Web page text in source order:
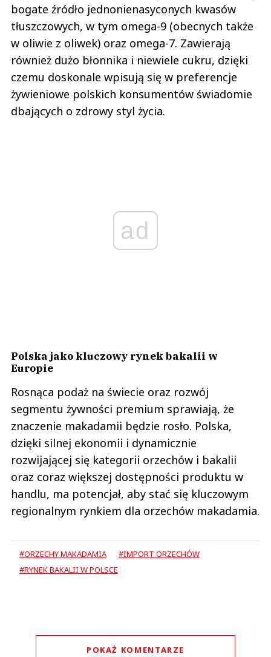
bogate źródło jednonienasyconych kwasów
tłuszczowych, w tym omega-9 (obecnych także
w oliwie z oliwek) oraz omega-7. Zawierają
również dużo błonnika i niewiele cukru, dzięki
czemu doskonale wpisują się w preferencje
żywieniowe polskich konsumentów świadomie
dbających o zdrowy styl życia.
ad
Polska jako kluczowy rynek bakalii w
Europie
Rosnąca podaż na świecie oraz rozwój
segmentu żywności premium sprawiają, że
znaczenie makadamii będzie rosło. Polska,
dzięki silnej ekonomii i dynamicznie
rozwijającej się kategorii orzechów i bakalii
oraz coraz większej dostępności produktu w
handlu, ma potencjał, aby stać się kluczowym
regionalnym rynkiem dla orzechów makadamia.
#ORZECHY MAKADAMIA
#IMPORT ORZECHÓW
#RYNEK BAKALII W POLSCE
POKAŻ KOMENTARZE